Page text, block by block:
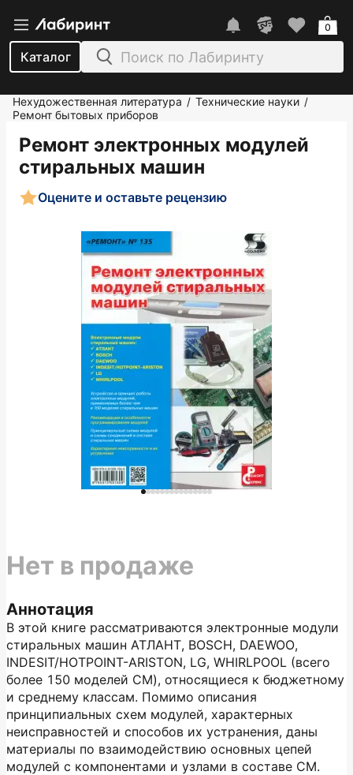
Каталог
0
Нехудожественная литература / Технические науки /
Ремонт бытовых приборов
Ремонт электронных модулей
стиральных машин
Оцените и оставьте рецензию
Аннотация
В этой книге рассматриваются электронные модули
стиральных машин АТЛАНТ, BOSCH, DAEWOO,
INDESIT/HOTPOINT-ARISTON, LG, WHIRLPOOL (всего
более 150 моделей СМ), относящиеся к бюджетному
и среднему классам. Помимо описания
принципиальных схем модулей, характерных
неисправностей и способов их устранения, даны
материалы по взаимодействию основных цепей
модулей с компонентами и узлами в составе СМ.
Нет в продаже